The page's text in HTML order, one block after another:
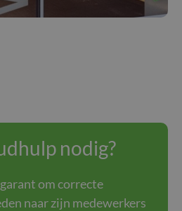
nodig?
om correcte
naar zijn medewerkers